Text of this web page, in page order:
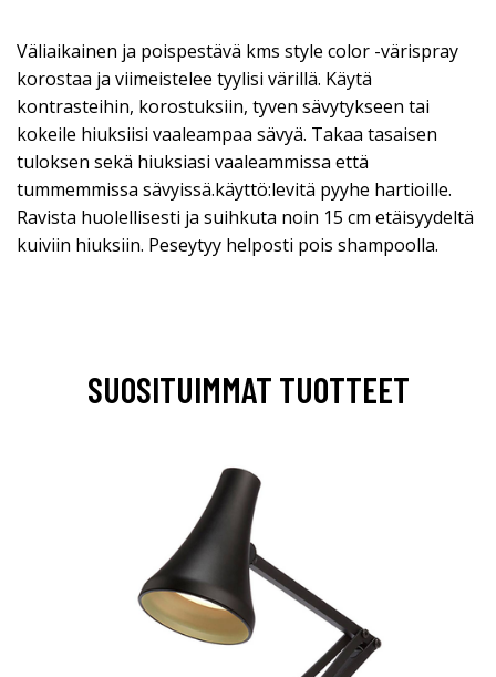
Väliaikainen ja poispestävä kms style color -värispray
korostaa ja viimeistelee tyylisi värillä. Käytä
kontrasteihin, korostuksiin, tyven sävytykseen tai
kokeile hiuksiisi vaaleampaa sävyä. Takaa tasaisen
tuloksen sekä hiuksiasi vaaleammissa että
tummemmissa sävyissä.käyttö:levitä pyyhe hartioille.
Ravista huolellisesti ja suihkuta noin 15 cm etäisyydeltä
kuiviin hiuksiin. Peseytyy helposti pois shampoolla.
SUOSITUIMMAT TUOTTEET